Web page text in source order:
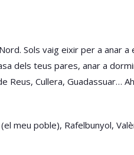
Sols vaig eixir per a anar
dels teus pares, anar a
Reus, Cullera, Guadassuar…
meu poble), Rafelbunyol,